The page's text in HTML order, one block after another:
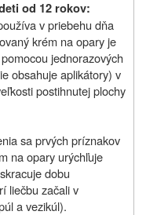
od 12 rokov:
v priebehu dňa
krém na opary je
jednorazových
obsahuje aplikátory) v
postihnutej plochy
sa prvých príznakov
na opary urýchľuje
dobu
liečbu začali v
a vezikúl).